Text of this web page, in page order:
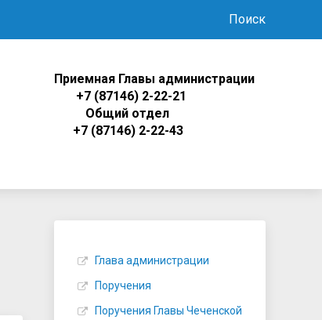
Поиск
Приемная Главы администрации
+7 (87146) 2-22-21
Общий отдел
+7 (87146) 2-22-43
Глава администрации
Поручения
Поручения Главы Чеченской